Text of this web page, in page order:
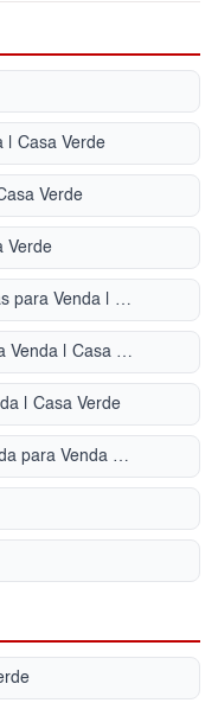
| Casa Verde
Verde
Verde
Apartamento com portaria 24 horas para Venda | Casa Verde
Sobrado com ar condicionado para Venda | Casa Verde
| Casa Verde
Apartamento minha casa minha vida para Venda | Casa Verde